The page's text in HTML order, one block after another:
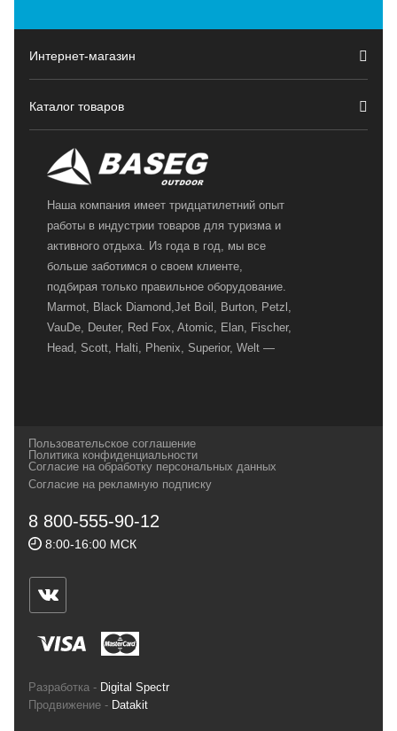
Интернет-магазин
Каталог товаров
Наша компания имеет тридцатилетний опыт
работы в индустрии товаров для туризма и
активного отдыха. Из года в год, мы все
больше заботимся о своем клиенте,
подбирая только правильное оборудование.
Marmot, Black Diamond,Jet Boil, Burton, Petzl,
VauDe, Deuter, Red Fox, Atomic, Elan, Fischer,
Head, Scott, Halti, Phenix, Superior, Welt —
и взыскательных путешественников,
спортсменов и отдыхающих.
Геннадьевич
ИНН 590300057023 ОГРН 304590319000121
ул.Советская, 25, магазин Басег.
Тел./факс (342) 2101242
Пользовательское соглашение
Политика конфиденциальности
Согласие на обработку персональных данных
Согласие на рекламную подписку
8 800-555-90-12
8:00-16:00 МСК
Разработка - Digital Spectr
Продвижение - Datakit